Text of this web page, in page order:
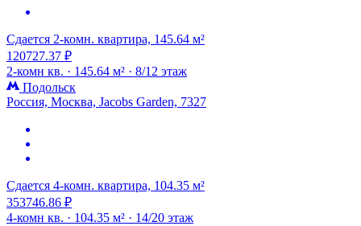
Сдается 2-комн. квартира, 145.64 м²
120727.37 ₽
2-комн кв. · 145.64 м² · 8/12 этаж
Подольск
Россия, Москва, Jacobs Garden, 7327
Сдается 4-комн. квартира, 104.35 м²
353746.86 ₽
4-комн кв. · 104.35 м² · 14/20 этаж